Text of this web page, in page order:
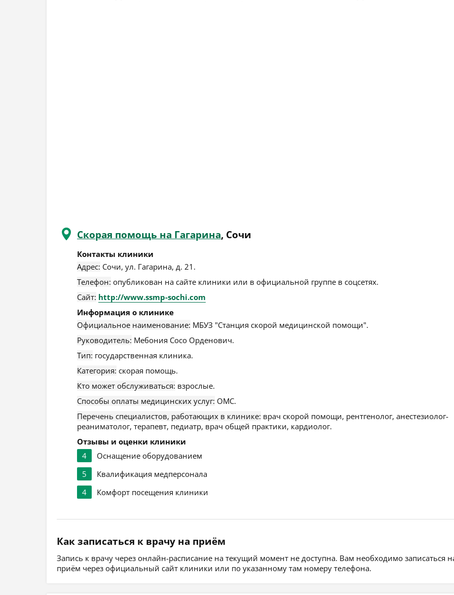
Скорая помощь на Гагарина, Сочи
Контакты клиники
Адрес: Сочи, ул. Гагарина, д. 21 .
Телефон: опубликован на сайте клиники или в официальной группе в соцсетях.
Сайт: http://www.ssmp-sochi.com
Информация о клинике
Официальное наименование: МБУЗ "Станция скорой медицинской помощи".
Руководитель: Мебония Сосо Орденович.
Тип: государственная клиника.
Категория: скорая помощь.
Кто может обслуживаться: взрослые.
Способы оплаты медицинских услуг: ОМС.
Перечень специалистов, работающих в клинике: врач скорой помощи, рентгенолог, анестезиолог-
реаниматолог, терапевт, педиатр, врач общей практики, кардиолог.
Отзывы и оценки клиники
4
Оснащение оборудованием
5
Квалификация медперсонала
4
Комфорт посещения клиники
Как записаться к врачу на приём
Запись к врачу через онлайн-расписание на текущий момент не доступна. Вам необходимо записаться
приём через официальный сайт клиники или по указанному там номеру телефона.